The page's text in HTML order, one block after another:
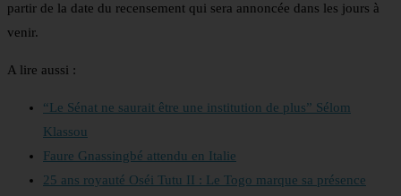
partir de la date du recensement qui sera annoncée dans les jours à
venir.
A lire aussi :
“Le Sénat ne saurait être une institution de plus” Sélom
Klassou
Faure Gnassingbé attendu en Italie
25 ans royauté Oséi Tutu II : Le Togo marque sa présence